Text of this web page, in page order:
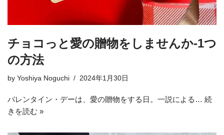
チョコっと愛の贈物をしませんか-1つ
の方法
by Yoshiya Noguchi 2024年1月30日
バレンタイン・デーは、愛の贈物をする日。一説による… 続
きを読む »